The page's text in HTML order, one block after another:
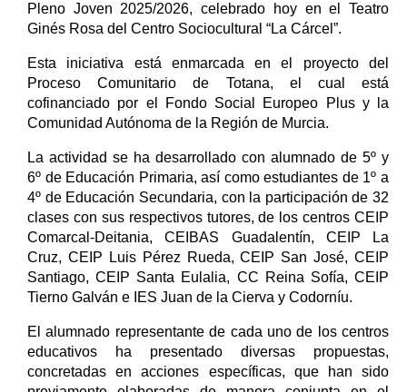
Pleno Joven 2025/2026, celebrado hoy en el Teatro
Ginés Rosa del Centro Sociocultural “La Cárcel”.
Esta iniciativa está enmarcada en el proyecto del
Proceso Comunitario de Totana, el cual está
cofinanciado por el Fondo Social Europeo Plus y la
Comunidad Autónoma de la Región de Murcia.
La actividad se ha desarrollado con alumnado de 5º y
6º de Educación Primaria, así como estudiantes de 1º a
4º de Educación Secundaria, con la participación de 32
clases con sus respectivos tutores, de los centros CEIP
Comarcal-Deitania, CEIBAS Guadalentín, CEIP La
Cruz, CEIP Luis Pérez Rueda, CEIP San José, CEIP
Santiago, CEIP Santa Eulalia, CC Reina Sofía, CEIP
Tierno Galván e IES Juan de la Cierva y Codorníu.
El alumnado representante de cada uno de los centros
educativos ha presentado diversas propuestas,
concretadas en acciones específicas, que han sido